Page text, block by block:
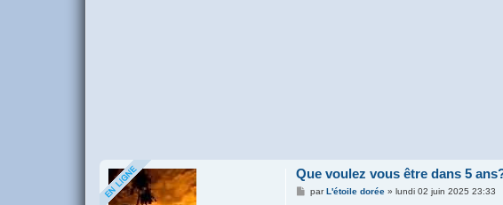
Que voulez vous être dans 5
MparL'étoile dorée» lundi 02 juin 2025 23:33